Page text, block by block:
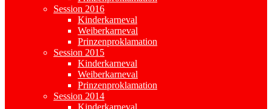
Session 2016
Kinderkarneval
Weiberkarneval
Prinzenproklamation
Session 2015
Kinderkarneval
Weiberkarneval
Prinzenproklamation
Session 2014
Kinderkarneval